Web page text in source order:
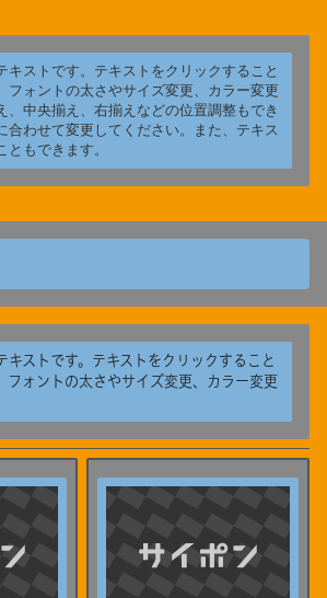
キストです。テキストをクリックすること
フォントの太さやサイズ変更、カラー変更
、中央揃え、右揃えなどの位置調整もでき
合わせて変更してください。また、テキス
ともできます。
キストです。テキストをクリックすること
フォントの太さやサイズ変更、カラー変更